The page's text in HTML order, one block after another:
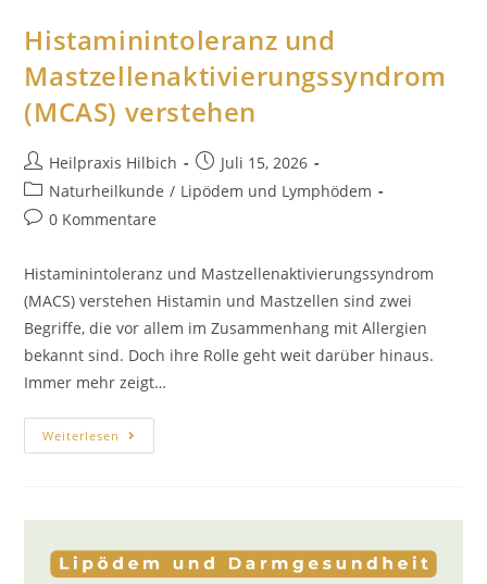
Histaminintoleranz und
Mastzellenaktivierungssyndrom
(MCAS) verstehen
Heilpraxis Hilbich
Juli 15, 2026
Naturheilkunde / Lipödem und Lymphödem
0 Kommentare
Histaminintoleranz und Mastzellenaktivierungssyndrom
(MACS) verstehen Histamin und Mastzellen sind zwei
Begriffe, die vor allem im Zusammenhang mit Allergien
bekannt sind. Doch ihre Rolle geht weit darüber hinaus.
Immer mehr zeigt…
Weiterlesen